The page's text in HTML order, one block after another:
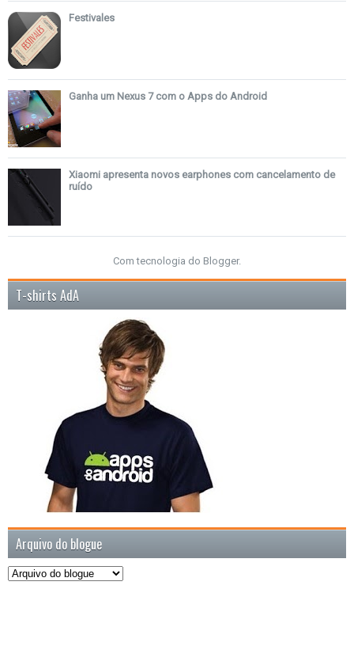
Festivales
Ganha um Nexus 7 com o Apps do Android
Xiaomi apresenta novos earphones com cancelamento de
ruído
Com tecnologia do Blogger.
T-shirts AdA
Arquivo do blogue